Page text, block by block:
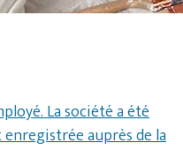
La société a été
auprès de la